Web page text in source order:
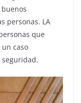
personas. LA
que
caso